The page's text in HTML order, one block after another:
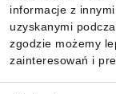
informacje z
uzyskanymi
zgodzie możemy
zainteresowań i